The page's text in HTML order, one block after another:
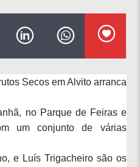
Secos em Alvito arranca
no Parque de Feiras e
um conjunto de várias
e Luís Trigacheiro são os